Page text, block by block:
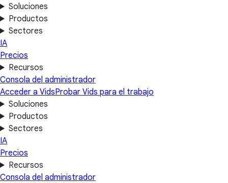
Soluciones
Productos
Sectores
IA
Precios
Recursos
Consola del administrador
Acceder a VidsProbar Vids para el trabajo
Soluciones
Productos
Sectores
IA
Precios
Recursos
Consola del administrador